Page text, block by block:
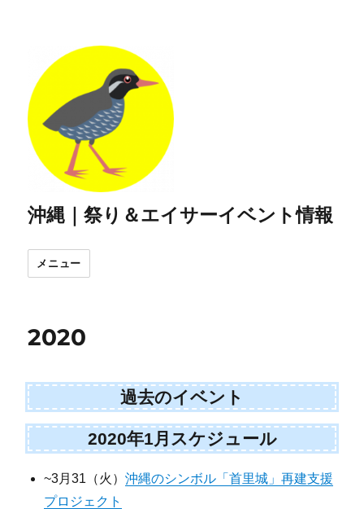
沖縄｜祭り＆エイサーイベント情報
メニュー
2020
過去のイベント
2020年1月スケジュール
~3月31（火）沖縄のシンボル「首里城」再建支援
プロジェクト